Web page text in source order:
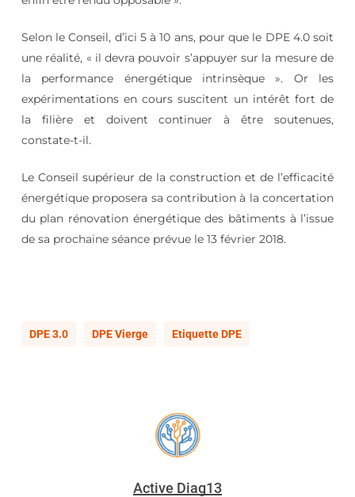
Selon le Conseil, d’ici 5 à 10 ans, pour que le DPE 4.0 soit
une réalité, « il devra pouvoir s’appuyer sur la mesure de
la performance énergétique intrinsèque ». Or les
expérimentations en cours suscitent un intérêt fort de
la filière et doivent continuer à être soutenues,
constate-t-il.
Le Conseil supérieur de la construction et de l’efficacité
énergétique proposera sa contribution à la concertation
du plan rénovation énergétique des bâtiments à l’issue
de sa prochaine séance prévue le 13 février 2018.
DPE 3.0 DPE Vierge Etiquette DPE
Active Diag13